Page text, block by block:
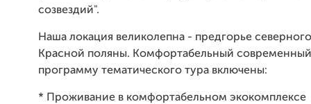
созвездий".
Наша локация великолепна - предгорье северного
Красной поляны. Комфортабельный
программу тематического тура включены:
* Проживание в комфортабельном экокомплексе